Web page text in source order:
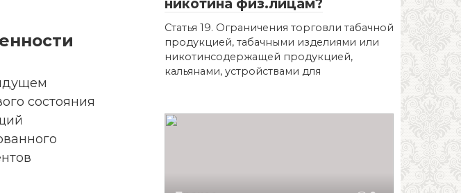
состояния
никотина физ.лицам?
Статья 19. Ограничения торговли табачной
продукцией, табачными изделиями или
никотинсодержащей продукцией,
кальянами, устройствами для